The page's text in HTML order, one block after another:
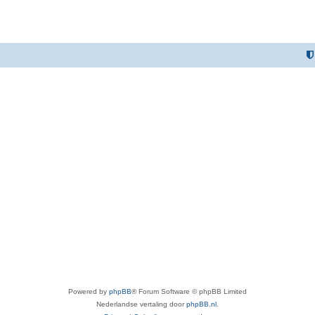
Powered by phpBB® Forum Software © phpBB Limited
Nederlandse vertaling doorphpBB.nl